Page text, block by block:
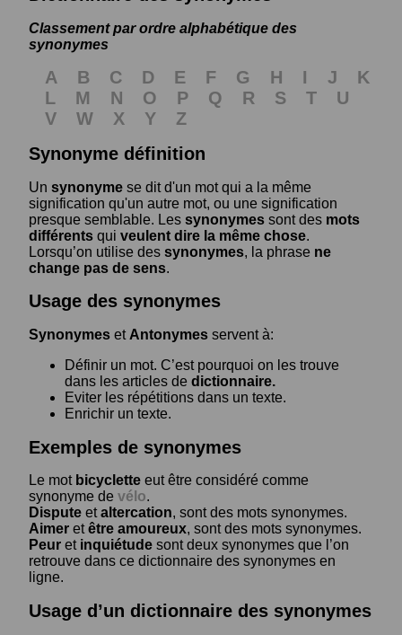
Classement par ordre alphabétique des
synonymes
A B C D E F G H I J
K
L
M N O P Q R S T
U
V
W X Y
Z
Synonyme définition
Un synonyme se dit d'un mot qui a la même
signification qu'un autre mot, ou une signification
presque semblable. Les synonymes sont des mots
différents qui veulent dire la même chose.
Lorsqu’on utilise des synonymes, la phrase ne
change pas de sens.
Usage des synonymes
Synonymes et Antonymes servent à:
Définir un mot. C’est pourquoi on les trouve
dans les articles de dictionnaire.
Eviter les répétitions dans un texte.
Enrichir un texte.
Exemples de synonymes
Le mot bicyclette eut être considéré comme
synonyme de vélo.
Dispute etaltercation, sont des mots synonymes.
Aimer etêtre amoureux, sont des mots synonymes.
Peur et inquiétude sont deux synonymes que l’on
retrouve dans ce dictionnaire des synonymes en
ligne.
Usage d’un dictionnaire des synonymes